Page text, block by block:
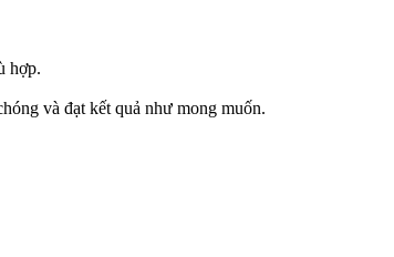
hợp.
và đạt kết quả như mong muốn.